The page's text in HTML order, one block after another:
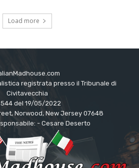
Load more
registrata presso il Tribunale di
Civitavecchia
544 del 19/05/2022
Norwood, New Jersey 07648
- Cesare Deserto